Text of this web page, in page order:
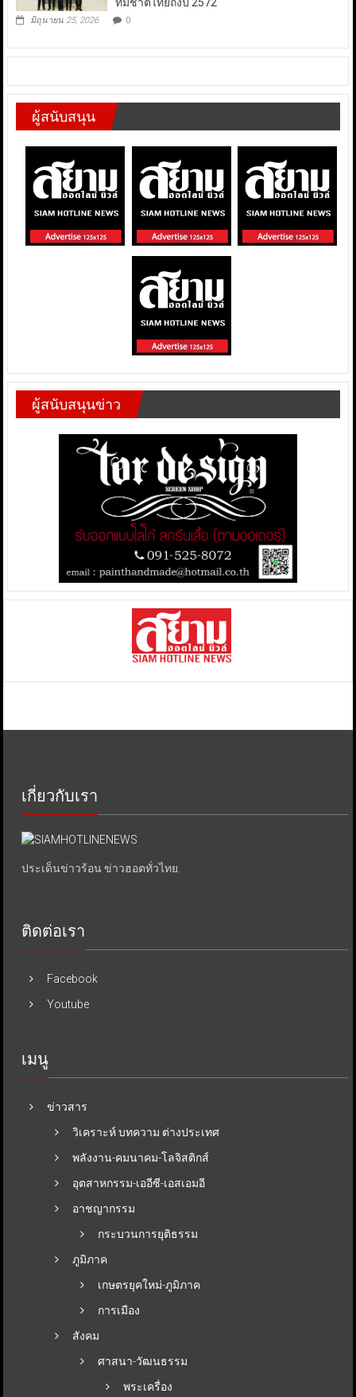
ทีมชาติไทยถึงปี 2572
มิถุนายน 25, 2026 0
ผู้สนับสนุน
ผู้สนับสนุนข่าว
เกี่ยวกับเรา
ประเด็นข่าวร้อน ข่าวฮอตทั่วไทย.
ติดต่อเรา
Facebook
Youtube
เมนู
ข่าวสาร
วิเคราะห์ บทความ ต่างประเทศ
พลังงาน-คมนาคม-โลจิสติกส์
อุตสาหกรรม-เออีซี-เอสเอมอี
อาชญากรรม
กระบวนการยุติธรรม
ภูมิภาค
เกษตรยุคใหม่-ภูมิภาค
การเมือง
สังคม
ศาสนา-วัฒนธรรม
พระเครื่อง